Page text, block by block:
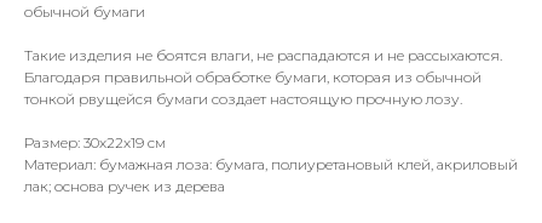
обычной бумаги
Такие изделия не боятся влаги, не распадаются и не рассыхаются.
Благодаря правильной обработке бумаги, которая из обычной
тонкой рвущейся бумаги создает настоящую прочную лозу.
Размер: 30х22х19 см
Материал: бумажная лоза: бумага, полиуретановый клей, акриловый
лак; основа ручек из дерева